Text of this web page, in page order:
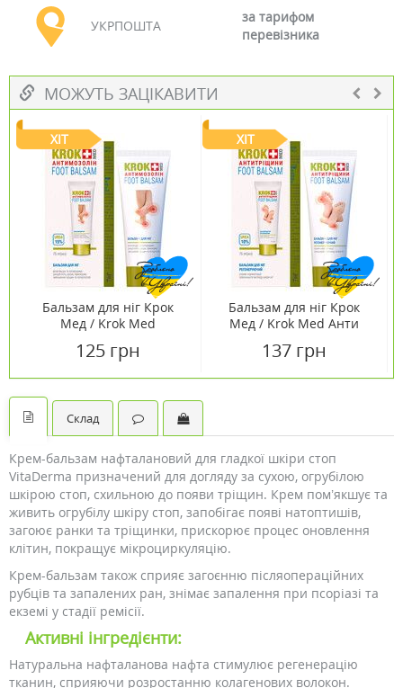
УКРПОШТА
за тарифом
перевізника
МОЖУТЬ ЗАЦІКАВИТИ
ХІТ
Бальзам для ніг Крок
Мед / Krok Med
125 грн
ХІТ
Бальзам для ніг Крок
Мед / Krok Med Анти
137 грн
Склад
Крем-бальзам нафталановий для гладкої шкіри стоп
VitaDerma призначений для догляду за сухою, огрубілою
шкірою стоп, схильною до появи тріщин. Крем пом’якшує та
живить огрубілу шкіру стоп, запобігає появі натоптишів,
загоює ранки та тріщинки, прискорює процес оновлення
клітин, покращує мікроциркуляцію.
Крем-бальзам також сприяє загоєнню післяопераційних
рубців та запалених ран, знімає запалення при псоріазі та
екземі у стадії ремісії.
Активні інгредієнти:
Натуральна нафталанова нафта стимулює регенерацію
тканин, сприяючи розростанню колагенових волокон.